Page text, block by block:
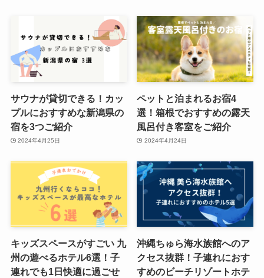
サウナが貸切できる！カッ
プルにおすすめな新潟県の
宿を3つご紹介
2024年4月25日
ペットと泊まれるお宿4
選！箱根でおすすめの露天
風呂付き客室をご紹介
2024年4月24日
キッズスペースがすごい 九
州の遊べるホテル6選！子
連れでも1日快適に過ごせ
沖縄ちゅら海水族館へのア
クセス抜群！子連れにおす
すめのビーチリゾートホテ